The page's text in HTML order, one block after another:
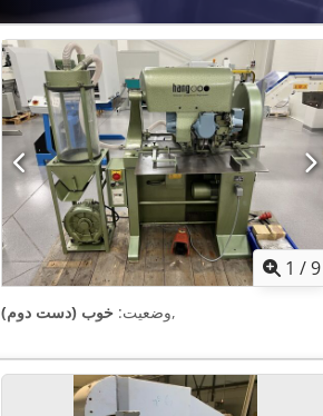
1 /9
وضعیت: خوب (دست دوم) ,